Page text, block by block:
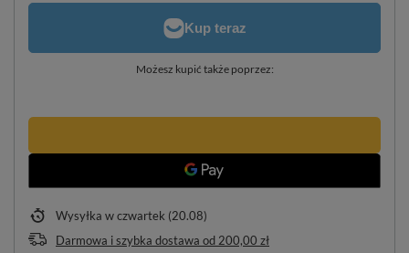
Możesz kupić także poprzez:
Wysyłka w czwartek (20.08)
Darmowa i szybka dostawa od 200,00 zł